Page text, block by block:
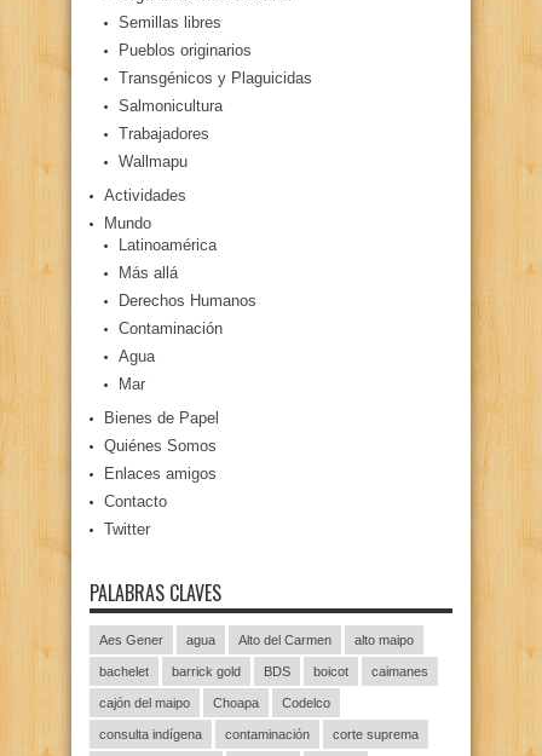
Semillas libres
Pueblos originarios
Transgénicos y Plaguicidas
Salmonicultura
Trabajadores
Wallmapu
Actividades
Mundo
Latinoamérica
Más allá
Derechos Humanos
Contaminación
Agua
Mar
Bienes de Papel
Quiénes Somos
Enlaces amigos
Contacto
Twitter
PALABRAS CLAVES
Aes Gener agua Alto del Carmen alto maipo
bachelet barrick gold BDS boicot caimanes
cajón del maipo Choapa Codelco
consulta indígena contaminación corte suprema